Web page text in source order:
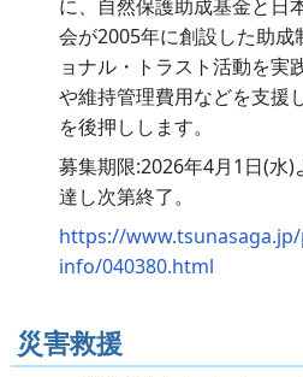
に、自然保護助成基金と日
会が2005年に創設した助
ョナル・トラスト活動を実
や維持管理費用などを支援
を後押しします。
募集期限:2026年4月1日(水
達し次第終了。
https://
info/040380.html
災害救援